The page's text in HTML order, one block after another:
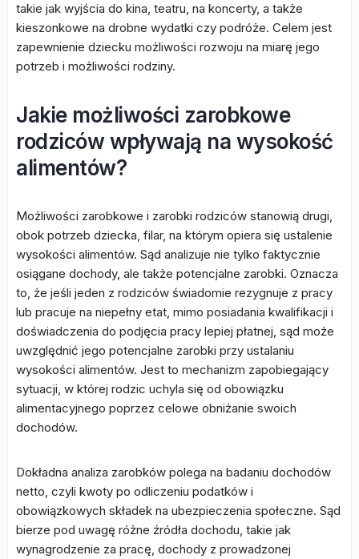
takie jak wyjścia do kina, teatru, na koncerty, a także
kieszonkowe na drobne wydatki czy podróże. Celem jest
zapewnienie dziecku możliwości rozwoju na miarę jego
potrzeb i możliwości rodziny.
Jakie możliwości zarobkowe
rodziców wpływają na wysokość
alimentów?
Możliwości zarobkowe i zarobki rodziców stanowią drugi,
obok potrzeb dziecka, filar, na którym opiera się ustalenie
wysokości alimentów. Sąd analizuje nie tylko faktycznie
osiągane dochody, ale także potencjalne zarobki. Oznacza
to, że jeśli jeden z rodziców świadomie rezygnuje z pracy
lub pracuje na niepełny etat, mimo posiadania kwalifikacji i
doświadczenia do podjęcia pracy lepiej płatnej, sąd może
uwzględnić jego potencjalne zarobki przy ustalaniu
wysokości alimentów. Jest to mechanizm zapobiegający
sytuacji, w której rodzic uchyla się od obowiązku
alimentacyjnego poprzez celowe obniżanie swoich
dochodów.
Dokładna analiza zarobków polega na badaniu dochodów
netto, czyli kwoty po odliczeniu podatków i
obowiązkowych składek na ubezpieczenia społeczne. Sąd
bierze pod uwagę różne źródła dochodu, takie jak
wynagrodzenie za pracę, dochody z prowadzonej